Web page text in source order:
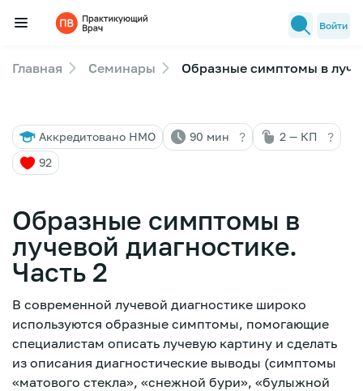
Семинары
Лекторы
FAQ
Войти
Главная Семинары Образные симптомы в
Аккредитовано НМО 90 мин ? 2 — КП ?
92
Образные симптомы в
лучевой диагностике.
Часть 2
В современной лучевой диагностике широко
используются образные симптомы, помогающие
специалистам описать лучевую картину и сделать
из описания диагностические выводы (симптомы
«матового стекла», «снежной бури», «булыжной